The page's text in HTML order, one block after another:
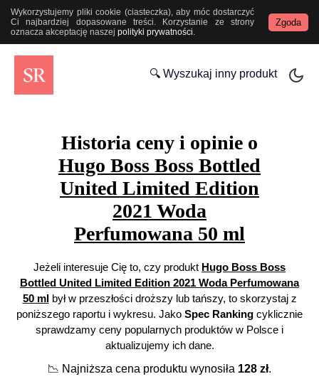
Wykorzystujemy pliki cookie (ciasteczka), aby móc dostarczyć
Ci najbardziej dopasowane treści. Korzystanie ze strony
oznacza akceptację naszej polityki prywatności.
Zgoda
🔍 Wyszukaj inny produkt
Historia ceny i opinie o
Hugo Boss Boss Bottled
United Limited Edition
2021 Woda
Perfumowana 50 ml
Jeżeli interesuje Cię to, czy produkt Hugo Boss Boss
Bottled United Limited Edition 2021 Woda Perfumowana
50 mlbył w przeszłości droższy lub tańszy, to skorzystaj z
poniższego raportu i wykresu. Jako Spec Ranking cyklicznie
sprawdzamy ceny popularnych produktów w Polsce i
aktualizujemy ich dane.
📉 Najniższa cena produktu wynosiła 128 zł.